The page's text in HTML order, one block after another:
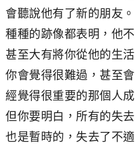
會聽說他有了新的朋友。
種種的跡像都表明，他
甚至大有將你從他的生
你會覺得很難過，甚至
經覺得很重要的那個人
但你要明白，所有的失
也是暫時的，失去了不